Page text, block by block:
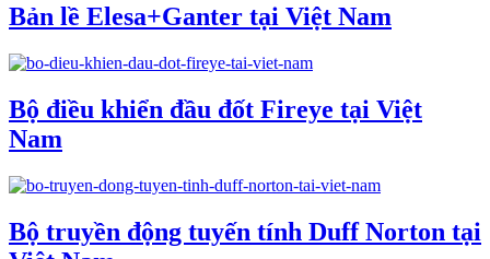
Bản lề Elesa+Ganter tại Việt Nam
Bộ điều khiển đầu đốt Fireye tại Việt
Nam
Bộ truyền động tuyến tính Duff Norton tại